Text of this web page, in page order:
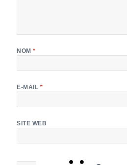
NOM*
E-MAIL *
SITE WEB